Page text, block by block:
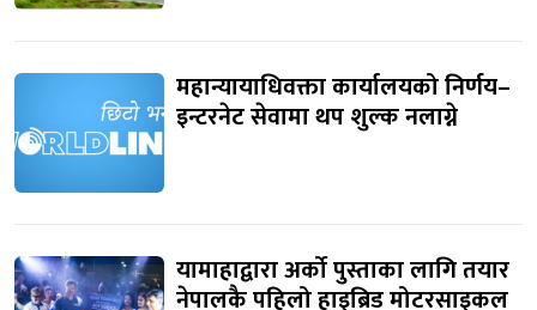
महान्यायाधिवक्ता कार्यालयको निर्णय–
इन्टरनेट सेवामा थप शुल्क नलाग्ने
यामाहाद्वारा अर्को पुस्ताका लागि तयार
नेपालकै पहिलो हाइब्रिड मोटरसाइकल